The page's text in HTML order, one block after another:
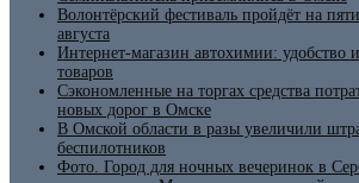
Волонтёрский фестиваль пройдёт на
августа
Интернет-магазин автохимии:
товаров
Сэкономленные на торгах средства
новых дорог в Омске
В Омской области в разы увеличили
беспилотников
Фото. Город для ночных вечеринок в